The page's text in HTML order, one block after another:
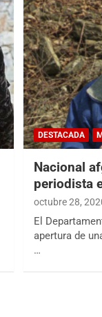
DESTACADA
Nacional
periodista
octubre 28,
El
apertura de
…